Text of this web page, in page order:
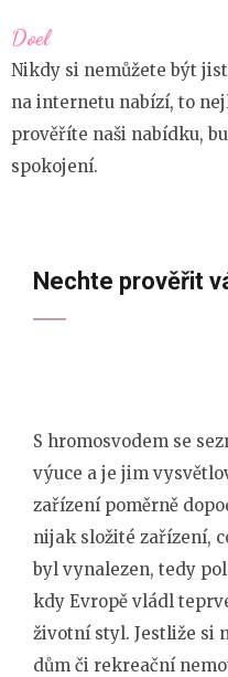
na
obsah
(stiskněte
Enter)
Doel
Nikdy si nemůžete být
na internetu nabízí, to
prověříte naši nabídku,
spokojení.
Nechte prověřit
S hromosvodem se
výuce a je jim
zařízení poměrně
nijak složité zařízení,
byl vynalezen, tedy
kdy Evropě vládl
životní styl. Jestliže si
dům či rekreační